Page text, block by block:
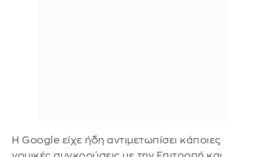
Η Google είχε ήδη αντιμετωπίσει κάποιες